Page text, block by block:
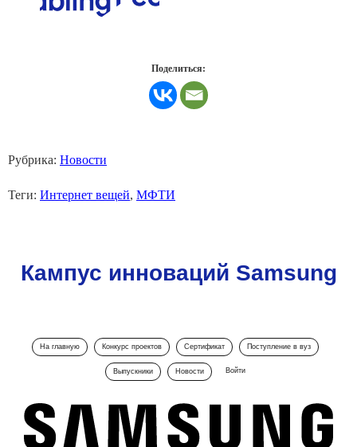
Поделиться:
Рубрика: Новости
Теги: Интернет вещей, МФТИ
Кампус инноваций Samsung
На главную Конкурс проектов Сертификат Поступление в вуз
Выпускники Новости Войти